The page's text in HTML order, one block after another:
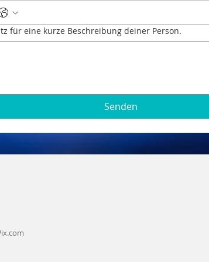
für eine kurze Beschreibung deiner Person.
Senden